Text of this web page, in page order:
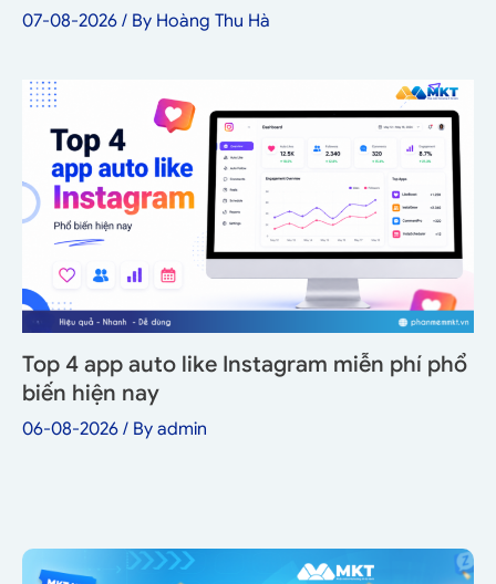
07-08-2026 / By Hoàng Thu Hà
Top 4 app auto like Instagram miễn phí phổ
biến hiện nay
06-08-2026 / By admin